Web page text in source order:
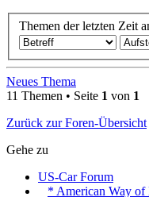
Themen der letzten Zeit
Neues Thema
11 Themen • Seite 1 von 1
Zurück zur Foren-Übersicht
Gehe zu
US-Car Forum
* American Way